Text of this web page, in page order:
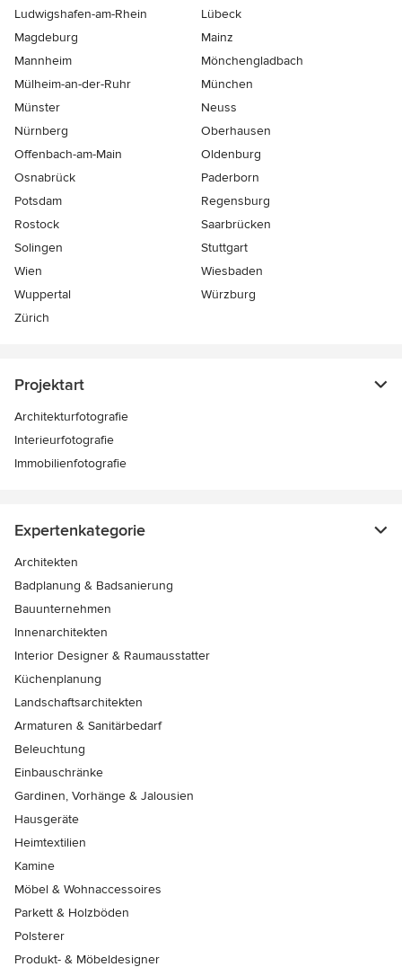
Ludwigshafen-am-Rhein
Lübeck
Magdeburg
Mainz
Mannheim
Mönchen­gladbach
Mülheim-an-der-Ruhr
München
Münster
Neuss
Nürnberg
Oberhausen
Offenbach-am-Main
Oldenburg
Osnabrück
Paderborn
Potsdam
Regensburg
Rostock
Saarbrücken
Solingen
Stuttgart
Wien
Wiesbaden
Wuppertal
Würzburg
Zürich
Projektart
Architekturfotografie
Interieurfotografie
Immobilienfotografie
Expertenkategorie
Architekten
Badplanung & Badsanierung
Bauunternehmen
Innenarchitekten
Interior Designer & Raumausstatter
Küchenplanung
Landschaftsarchitekten
Armaturen & Sanitärbedarf
Beleuchtung
Einbauschränke
Gardinen, Vorhänge & Jalousien
Hausgeräte
Heimtextilien
Kamine
Möbel & Wohnaccessoires
Parkett & Holzböden
Polsterer
Produkt- & Möbeldesigner